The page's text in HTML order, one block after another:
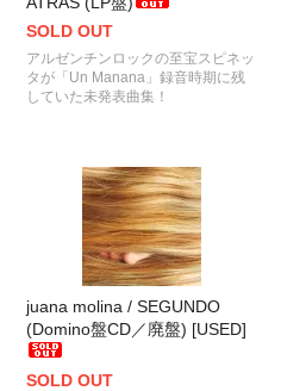
SOLD OUT
アルゼンチンロックの至宝スピネッ
タが「Un Manana」録音時期に残
していた未発表曲集！
juana molina / SEGUNDO
(Domino盤CD／廃盤) [USED]
SOLD OUT